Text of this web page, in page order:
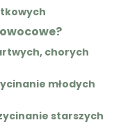
chorych
młodych
starszych